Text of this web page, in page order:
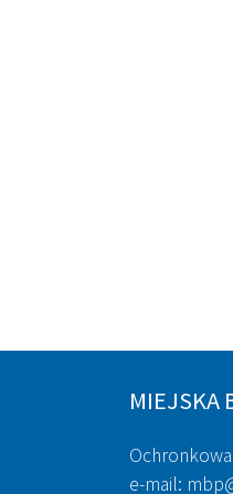
MIEJSKA
Ochronkowa
e-mail: